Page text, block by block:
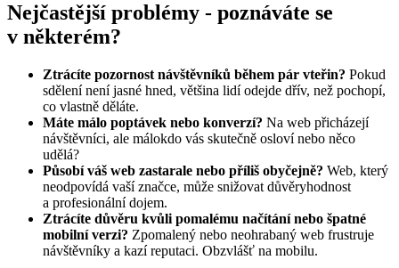
Nejčastější problémy - poznáváte se
v některém?
Ztrácíte pozornost návštěvníků během pár vteřin? Pokud
sdělení není jasné hned, většina lidí odejde dřív, než pochopí,
co vlastně děláte.
Máte málo poptávek nebo konverzí? Na web přicházejí
návštěvníci, ale málokdo vás skutečně osloví nebo něco
udělá?
Působí váš web zastarale nebo příliš obyčejně? Web, který
neodpovídá vaší značce, může snižovat důvěryhodnost
a profesionální dojem.
Ztrácíte důvěru kvůli pomalému načítání nebo špatné
mobilní verzi? Zpomalený nebo neohrabaný web frustruje
návštěvníky a kazí reputaci. Obzvlášť na mobilu.